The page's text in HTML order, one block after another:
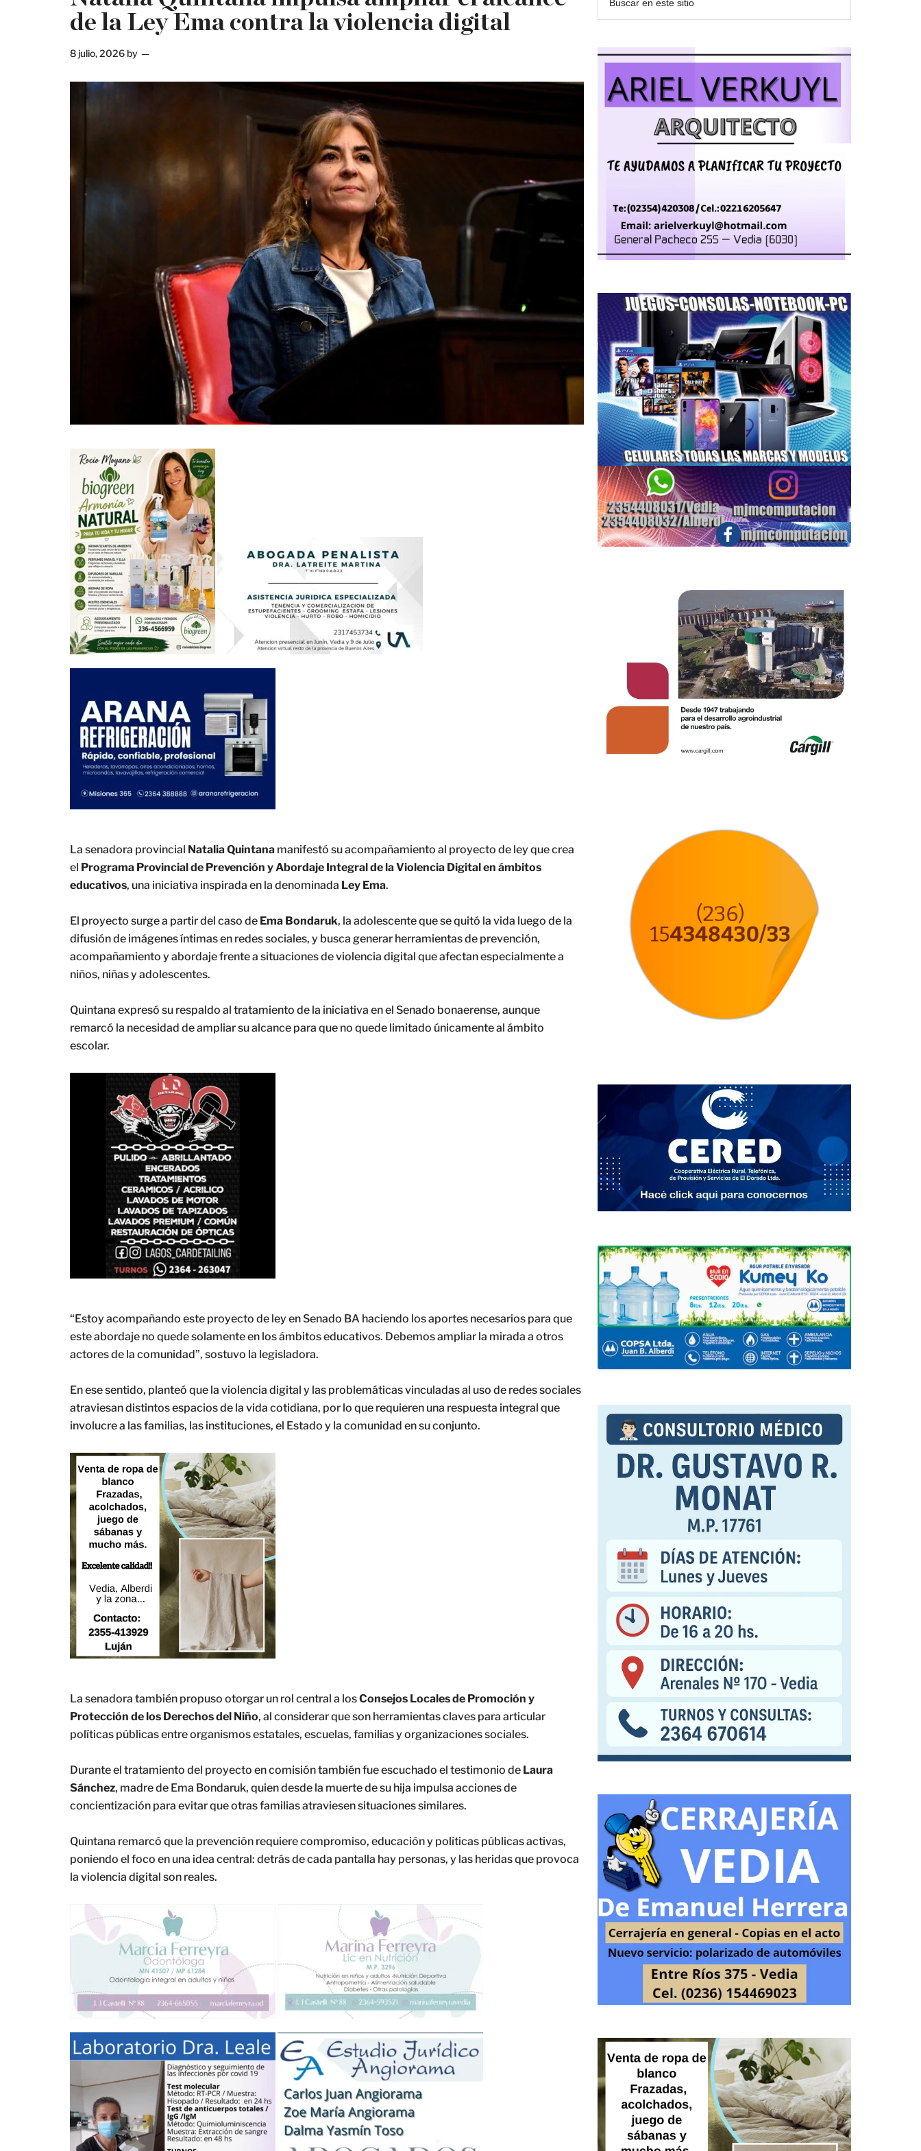
de la Ley Ema contra la violencia digital
8 julio, 2026 by
La senadora provincial Natalia Quintana manifestó su acompañamiento al proyecto de ley que crea
el Programa Provincial de Prevención y Abordaje Integral de la Violencia Digital en ámbitos
educativos, una iniciativa inspirada en la denominada Ley Ema.
El proyecto surge a partir del caso de Ema Bondaruk, la adolescente que se quitó la vida luego de la
difusión de imágenes íntimas en redes sociales, y busca generar herramientas de prevención,
acompañamiento y abordaje frente a situaciones de violencia digital que afectan especialmente a
niños, niñas y adolescentes.
Quintana expresó su respaldo al tratamiento de la iniciativa en el Senado bonaerense, aunque
remarcó la necesidad de ampliar su alcance para que no quede limitado únicamente al ámbito
escolar.
“Estoy acompañando este proyecto de ley en Senado BA haciendo los aportes necesarios para que
este abordaje no quede solamente en los ámbitos educativos. Debemos ampliar la mirada a otros
actores de la comunidad”, sostuvo la legisladora.
En ese sentido, planteó que la violencia digital y las problemáticas vinculadas al uso de redes sociales
atraviesan distintos espacios de la vida cotidiana, por lo que requieren una respuesta integral que
involucre a las familias, las instituciones, el Estado y la comunidad en su conjunto.
La senadora también propuso otorgar un rol central a losConsejos Locales de Promoción y
Protección de los Derechos del Niño, al considerar que son herramientas claves para articular
políticas públicas entre organismos estatales, escuelas, familias y organizaciones sociales.
Durante el tratamiento del proyecto en comisión también fue escuchado el testimonio de Laura
Sánchez, madre de Ema Bondaruk, quien desde la muerte de su hija impulsa acciones de
concientización para evitar que otras familias atraviesen situaciones similares.
Quintana remarcó que la prevención requiere compromiso, educación y políticas públicas activas,
poniendo el foco en una idea central: detrás de cada pantalla hay personas, y las heridas que provoca
la violencia digital son reales.